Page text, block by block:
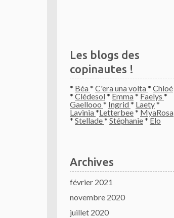
Les blogs des
copinautes !
* Béa* C'era una volta* Chloé
* Clédesol* Emma* Faelys *
Gaellooo * Ingrid* Laety*
Lavinia*Letterbee* MyaRosa
* Stellade* Stéphanie*Elo
Archives
février 2021
novembre 2020
juillet 2020